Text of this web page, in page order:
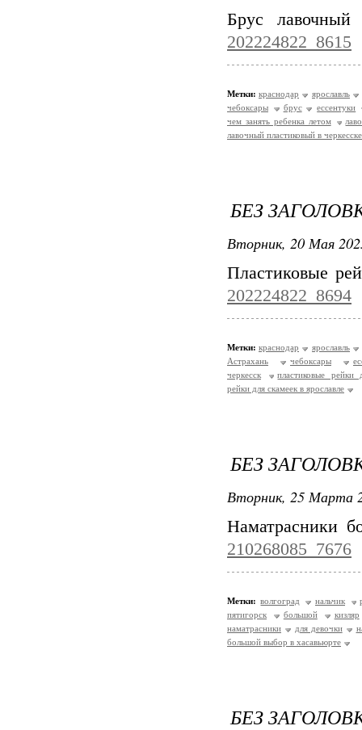
Брус
202224822_8615
Метки: краснодар
ярославль
чебоксары
брус
ессентуки
чем занять ребенка летом
лавочный пластиковый в черкесске
БЕЗ
Вторник, 20 Мая
Пластиковые
202224822_8694
Метки: краснодар
ярославль
Астрахань
чебоксары
черкесск
пластиковые рейки
рейки для скамеек в ярославле
БЕЗ
Вторник, 25 Марта
Наматрасники
210268085_7676
Метки: волгоград нальчик
пятигорск
большой
кизляр
наматрасники
для девочки
большой выбор в хасавьюрте
БЕЗ